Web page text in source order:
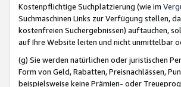
Kostenpflichtige Suchplatzierung (wie im
Suchmaschinen Links zur Verfügung stellen,
kostenfreien Suchergebnissen) auftauchen,
auf Ihre Website leiten und nicht unmittelbar
(g) Sie werden natürlichen oder juristischen
Form von Geld, Rabatten, Preisnachlässen,
beispielsweise keine Prämien- oder